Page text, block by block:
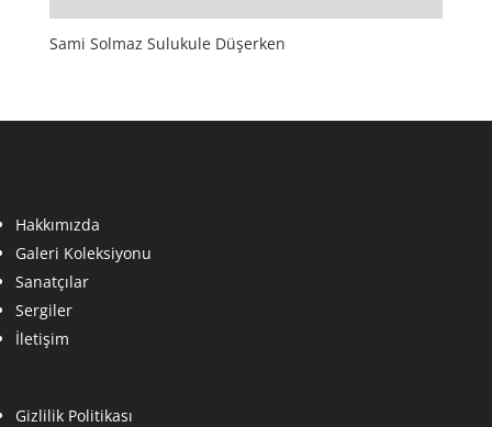
Sami Solmaz Sulukule Düşerken
Hakkımızda
Galeri Koleksiyonu
Sanatçılar
Sergiler
İletişim
Gizlilik Politikası